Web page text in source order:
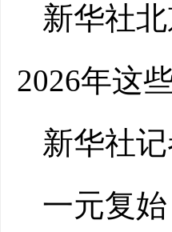
新华社
2026年这
新华社
一元复